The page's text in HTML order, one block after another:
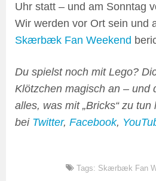
Uhr statt – und am Sonntag
Wir werden vor Ort sein und
Skærbæk Fan Weekend
Du spielst noch mit Lego?
Klötzchen magisch an – und
alles, was mit „Bricks“ zu
bei Twitter, Facebook,
Tags: Skærbæk Fan